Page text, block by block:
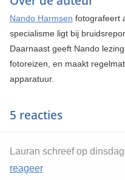
Nando Harmsen fotografeert
specialisme ligt bij
Daarnaast geeft Nando
fotoreizen, en maakt
apparatuur.
5 reacties
Lauran schreef op
reageer